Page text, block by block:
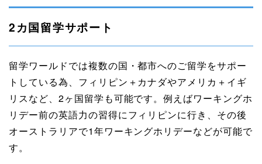
2カ国留学サポート
留学ワールドでは複数の国・都市へのご留学をサポー
トしている為、フィリピン＋カナダやアメリカ＋イギ
リスなど、2ヶ国留学も可能です。例えばワーキングホ
リデー前の英語力の習得にフィリピンに行き、その後
オーストラリアで1年ワーキングホリデーなどが可能で
す。